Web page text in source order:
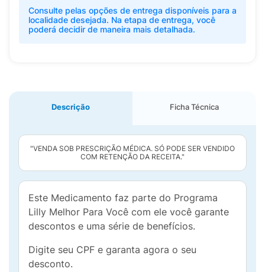
Consulte pelas opções de entrega disponíveis para a
localidade desejada. Na etapa de entrega, você
poderá decidir de maneira mais detalhada.
Descrição Ficha Técnica
"VENDA SOB PRESCRIÇÃO MÉDICA. SÓ PODE SER VENDIDO
COM RETENÇÃO DA RECEITA."
Este Medicamento faz parte do Programa
Lilly Melhor Para Você com ele você garante
descontos e uma série de benefícios.
Digite seu CPF e garanta agora o seu
desconto.